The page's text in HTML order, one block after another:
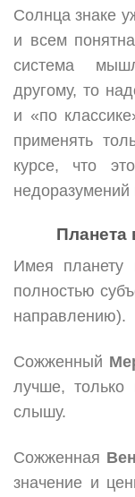
Солнца знаке
и всем
система
другому, то
и «по
применять
курсе, что
недоразумений
Планета
Имея планету
полностью
направлению).
Сожженный
лучше, только
слышу.
Сожженная
значение и